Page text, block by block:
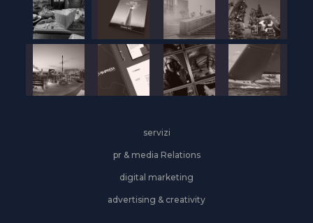
servizi
pr & media Relations
digital marketing
advertising & creativity